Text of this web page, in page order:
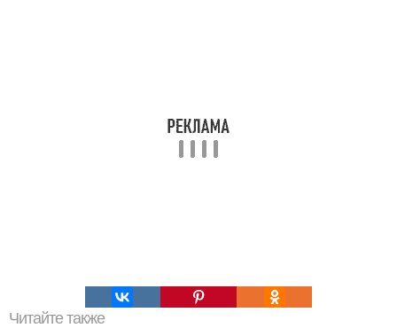
Читайте также